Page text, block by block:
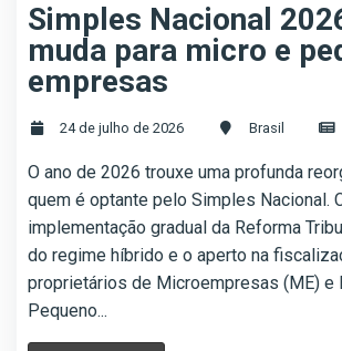
Simples Nacional
muda para micro e
empresas
24 de julho de 2026 Brasil
O ano de 2026 trouxe uma profunda
quem é optante pelo Simples Nacional.
implementação gradual da Reforma
do regime híbrido e o aperto na
proprietários de Microempresas (ME) e
Pequeno...